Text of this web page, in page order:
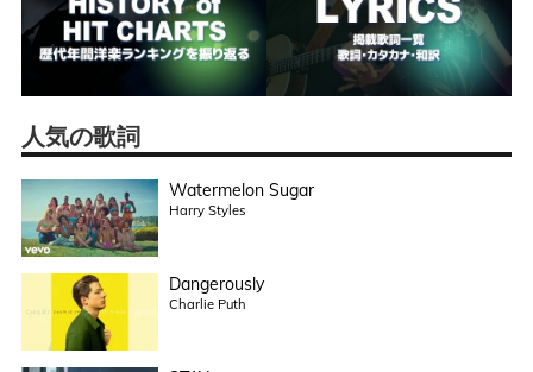
人気の歌詞
Watermelon Sugar
Harry Styles
Dangerously
Charlie Puth